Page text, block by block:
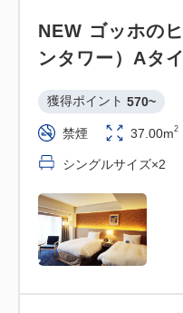
NEW ゴッホの
ンタワー）Aタ
獲得ポイント 570~
禁煙 37.00m2
シングルサイズ×2